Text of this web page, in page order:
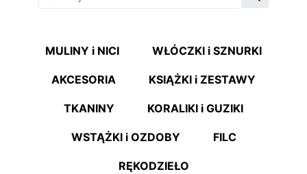
MULINY i NICI WŁÓCZKI i SZNURKI
AKCESORIA KSIĄŻKI i ZESTAWY
TKANINY KORALIKI i GUZIKI
WSTĄŻKI i OZDOBY FILC
RĘKODZIEŁO